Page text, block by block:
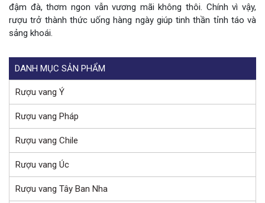
đậm đà, thơm ngon vẫn vương mãi không thôi. Chính vì vậy,
rượu trở thành thức uống hàng ngày giúp tinh thần tỉnh táo và
sảng khoái.
DANH MỤC SẢN PHẨM
Rượu vang Ý
Rượu vang Pháp
Rượu vang Chile
Rượu vang Úc
Rượu vang Tây Ban Nha